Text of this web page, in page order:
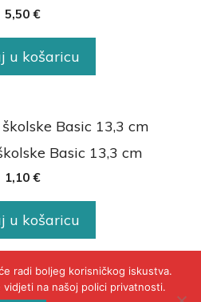
5,50 €
u košaricu
Basic 13,3 cm
1,10 €
u košaricu
radi boljeg korisničkog iskustva.
vidjeti na našoj polici privatnosti.